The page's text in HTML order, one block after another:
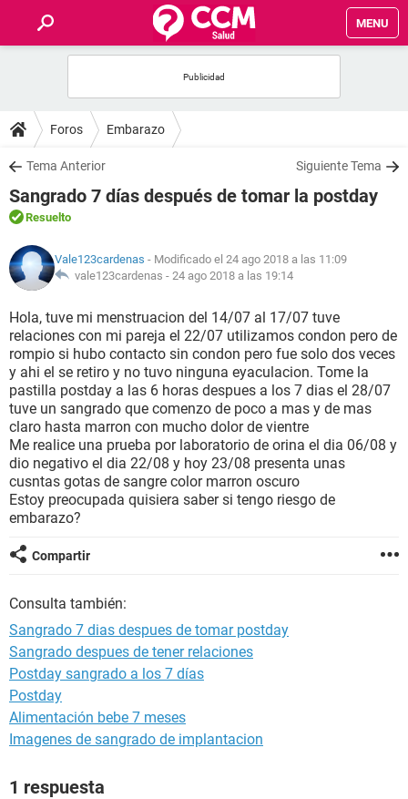
MENU
FOROS
SALUD
FAMILIA
NUTRICIÓN
SEXUALIDAD
GLOSARIO
Foros Embarazo
Tema Anterior Siguiente Tema
Sangrado 7 días después de tomar la postday
Resuelto
Vale123cardenas - Modificado el 24 ago 2018 a las 11:09
vale123cardenas - 24 ago 2018 a las 19:14
Hola, tuve mi menstruacion del 14/07 al 17/07 tuve
relaciones con mi pareja el 22/07 utilizamos condon pero de
rompio si hubo contacto sin condon pero fue solo dos veces
y ahi el se retiro y no tuvo ninguna eyaculacion. Tome la
pastilla postday a las 6 horas despues a los 7 dias el 28/07
tuve un sangrado que comenzo de poco a mas y de mas
claro hasta marron con mucho dolor de vientre
Me realice una prueba por laboratorio de orina el dia 06/08 y
dio negativo el dia 22/08 y hoy 23/08 presenta unas
cusntas gotas de sangre color marron oscuro
Estoy preocupada quisiera saber si tengo riesgo de
embarazo?
Compartir
Consulta también:
Sangrado 7 dias despues de tomar postday
Sangrado despues de tener relaciones
Postday sangrado a los 7 días
Postday
Alimentación bebe 7 meses
Imagenes de sangrado de implantacion
1 respuesta